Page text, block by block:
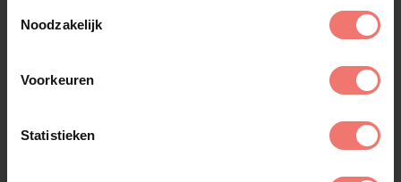
Noodzakelijk
Voorkeuren
Statistieken